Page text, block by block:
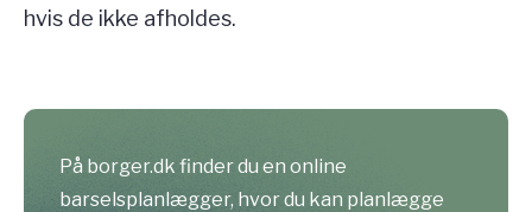
hvis de ikke afholdes.
På borger.dk finder du en online
barselsplanlægger, hvor du kan planlægge